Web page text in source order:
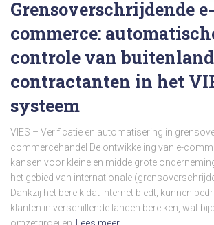
Grensoverschrijdende e-
commerce:
controle van
contractanten in het
systeem
VIES – Verificatie en automatisering in
commercehandel De ontwikkeling van e-
kansen voor kleine en middelgrote
het gebied van internationale
Dankzij het bereik dat internet biedt, kunnen
klanten in verschillende landen bereiken, wat